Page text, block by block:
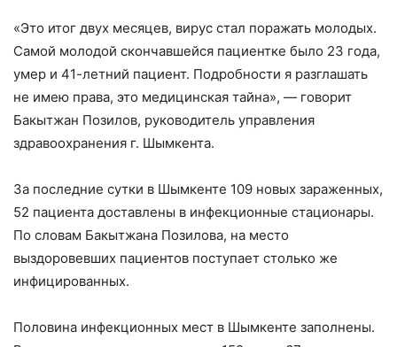
«Это итог двух месяцев, вирус стал поражать молодых.
Самой молодой скончавшейся пациентке было 23 года,
умер и 41-летний пациент. Подробности я разглашать
не имею права, это медицинская тайна», — говорит
Бакытжан Позилов, руководитель управления
здравоохранения г. Шымкента.
За последние сутки в Шымкенте 109 новых зараженных,
52 пациента доставлены в инфекционные стационары.
По словам Бакытжана Позилова, на место
выздоровевших пациентов поступает столько же
инфицированных.
Половина инфекционных мест в Шымкенте заполнены.